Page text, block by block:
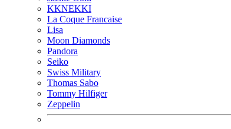
KKNEKKI
La Coque Francaise
Lisa
Moon Diamonds
Pandora
Seiko
Swiss Military
Thomas Sabo
Tommy Hilfiger
Zeppelin